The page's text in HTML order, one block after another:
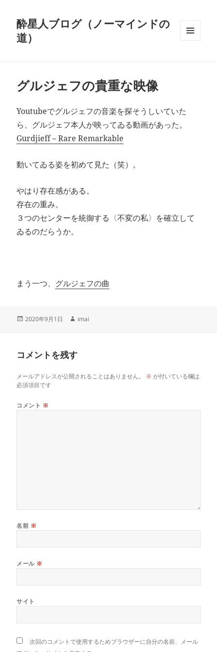
酔星人ブログ（ノーマインドの
道）
グルジェフの貴重な映像
Youtubeでグルジェフの音楽を探そうしいていた
ら、グルジェフ本人が映ってゐる動画があった。
Gurdjieff – Rare Remarkable
動いてゐる姿を初めて見た（笑）。
やはり存在感がある。
存在の重み。
３つのセンターを統御する〈不変の私〉を確立して
ゐるのだらうか。
まう一つ、 グルジェフの曲
投
2020年9月1日
作
imai
コメントを残す
メールアドレスが公開されることはありません。 ※ が付いている欄は
必須項目です
コメント ※
名前 ※
メール ※
サイト
次回のコメントで使用するためブラウザーに自分の名前、メール